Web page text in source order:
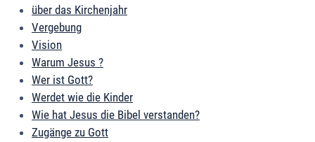
über das Kirchenjahr
Vergebung
Vision
Warum Jesus ?
Wer ist Gott?
Werdet wie die Kinder
Wie hat Jesus die Bibel verstanden?
Zugänge zu Gott